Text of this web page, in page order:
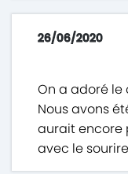
26/06/2020
On a adoré
Nous avons
aurait encore
avec le